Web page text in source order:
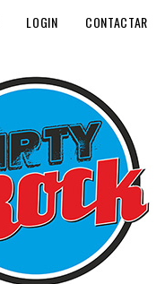
LOGIN CONTACTAR